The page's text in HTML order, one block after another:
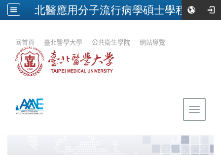
北醫應用分子流行病學碩士學程
回首頁 臺北醫學大學 公共衛生學院 網站導覽
Toggle